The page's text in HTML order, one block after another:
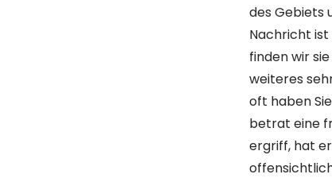
des Gebiets
Nachricht ist
finden wir
weiteres
oft haben
betrat eine
ergriff, hat